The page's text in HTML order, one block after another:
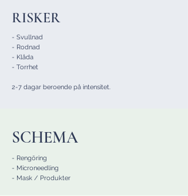
RISKER
- Svullnad
- Rodnad
- Klåda
- Torrhet
2-7 dagar beroende på intensitet.
SCHEMA
- Rengöring
- Microneedling
- Mask / Produkter